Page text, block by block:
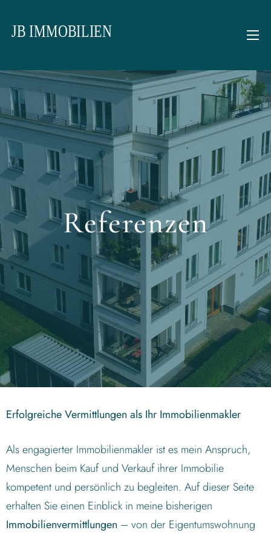
Referenzen
Erfolgreiche Vermittlungen als Ihr Immobilienmakler
Als engagierter Immobilienmakler ist es mein Anspruch,
Menschen beim Kauf und Verkauf ihrer Immobilie
kompetent und persönlich zu begleiten. Auf dieser Seite
erhalten Sie einen Einblick in meine bisherigen
Immobilienvermittlungen – von der Eigentumswohnung